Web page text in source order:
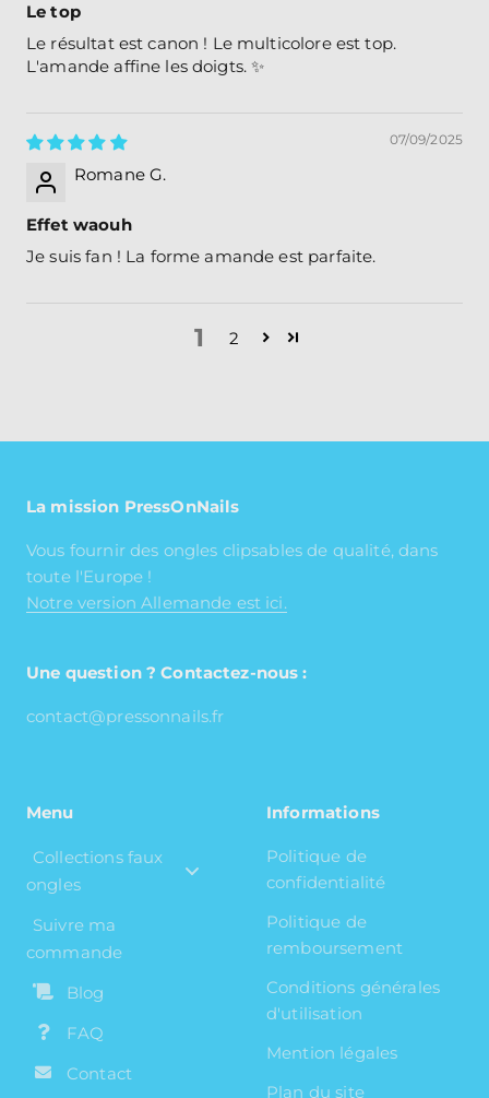
Le top
Le résultat est canon ! Le multicolore est top.
L'amande affine les doigts. ✨
07/09/2025
Romane G.
Effet waouh
Je suis fan ! La forme amande est parfaite.
1 2
La mission PressOnNails
Vous fournir des ongles clipsables de qualité, dans
toute l'Europe !
Notre version Allemande est ici.
Une question ? Contactez-nous :
contact@pressonnails.fr
Menu
Collections faux
ongles
Suivre ma
commande
Blog
FAQ
Contact
Informations
Politique de
confidentialité
Politique de
remboursement
Conditions générales
d'utilisation
Mention légales
Plan du site